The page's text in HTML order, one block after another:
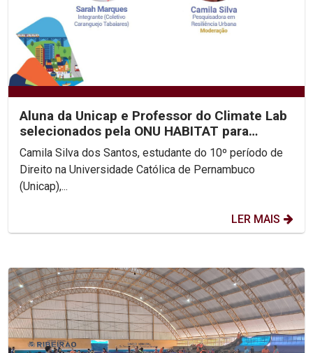
Aluna da Unicap e Professor do Climate Lab
selecionados pela ONU HABITAT para
discutir...
Camila Silva dos Santos, estudante do 10º período de
Direito na Universidade Católica de Pernambuco
(Unicap),...
LER MAIS